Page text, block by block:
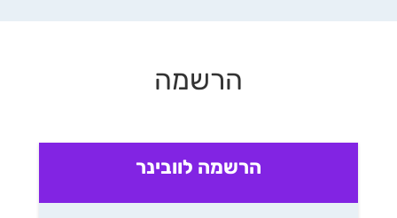
הרשמה
הרשמה לוובינר